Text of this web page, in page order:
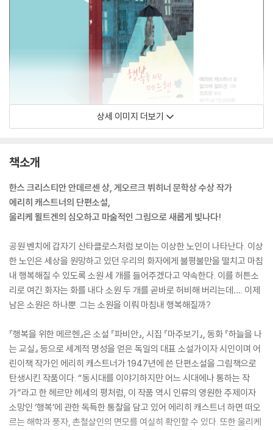
상세 이미지 더보기
책소개
한스 크리스티안 안데르센 상, 게오르크 뷔히너 문학상 수상 작가
에리히 캐스트너의 단편소설,
울리케 묄트겐의 심오하고 마술적인 그림으로 새롭게 빛나다!
공원 벤치에 갑자기 산타클로스처럼 보이는 이상한 노인이 나타난다. 이상
한 노인은 세상을 원망하고 있던 우리의 화자에게 불평불만을 떨치고 마침
내 행복해질 수 있도록 소원 세 개를 들어주겠다고 약속한다. 이를 허튼소
리로 여긴 화자는 화를 내다 소원 두 개를 곧바로 허비해 버리는데…. 이제
남은 소원은 하나뿐. 그는 소원을 이뤄 마침내 행복해질까?
『행복을 위한 메르헨』은 소설 『파비안』, 시집 『마주보기』, 동화 『하늘을 나
는 교실』 등으로 세계적 명성을 얻은 독일의 대표 소설가이자 시인이며 어
린이책 작가인 에리히 캐스트너가 1947년에 쓴 단편소설을 그림책으로
탄생시킨 작품이다. “동시대를 이야기하지만 어느 시대에나 통하는 작
가”라고 한 헤르만 헤세의 평처럼, 이 작품 역시 인류의 영원한 주제이자
소망인 ‘행복’에 관한 독특한 통찰을 담고 있어 에리히 캐스트너 하면 떠오
르는 해학과 풍자, 촌철살인의 면모를 여실히 확인할 수 있다. 또한 울리케